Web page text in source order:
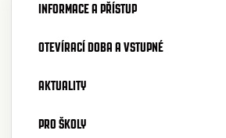
INFORMACE A PŘÍSTUP
OTEVÍRACÍ DOBA A VSTUPNÉ
AKTUALITY
PRO ŠKOLY